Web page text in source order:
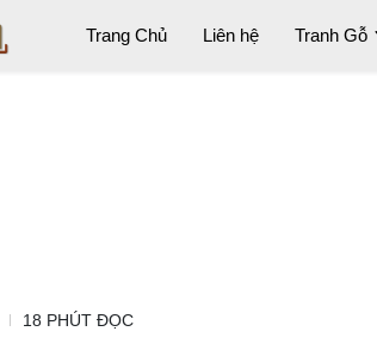
Trang Chủ Liên hệ Tranh Gỗ
18 PHÚT ĐỌC